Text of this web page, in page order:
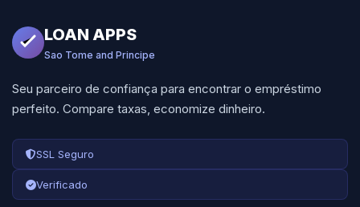
LOAN APPS
Sao Tome and Principe
Seu parceiro de confiança para encontrar o empréstimo
perfeito. Compare taxas, economize dinheiro.
SSL Seguro
Verificado